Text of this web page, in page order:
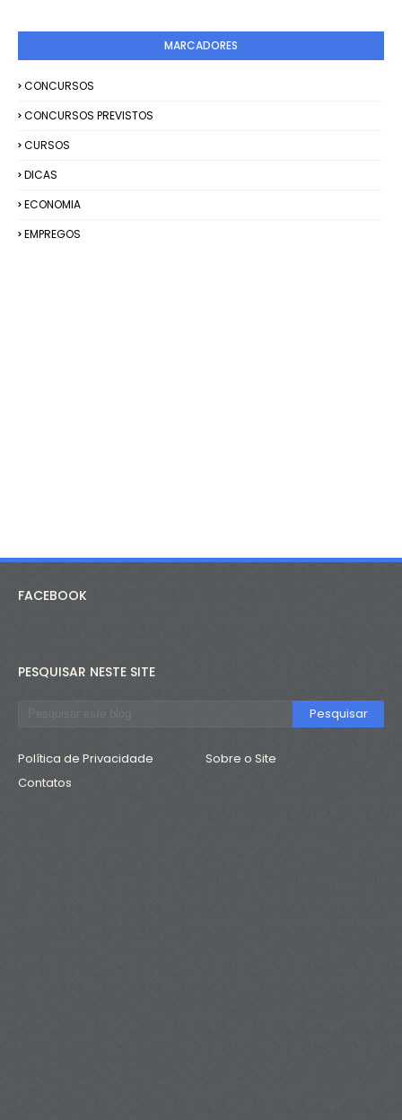
MARCADORES
CONCURSOS
CONCURSOS PREVISTOS
CURSOS
DICAS
ECONOMIA
EMPREGOS
FACEBOOK
PESQUISAR NESTE SITE
Política de Privacidade
Sobre o Site
Contatos